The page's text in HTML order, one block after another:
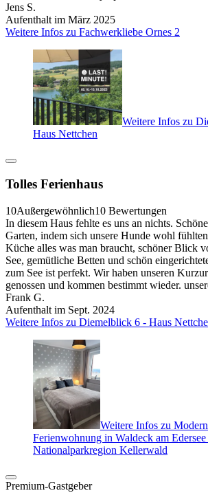
Jens S.
Aufenthalt im März 2025
Weitere Infos zu Fachwerkliebe Ornes 2
Weitere Infos zu
Haus Nettchen
Tolles Ferienhaus
10Außergewöhnlich10 Bewertungen
In diesem Haus fehlte es uns an nichts.
Garten, indem sich unsere Hunde wohl
Küche alles was man braucht, schöner Blick
See, gemütliche Betten und schön
zum See ist perfekt. Wir haben unseren
genossen und kommen bestimmt wieder.
Frank G.
Aufenthalt im Sept. 2024
Weitere Infos zu Diemelblick 6 - Haus
Weitere Infos zu
Ferienwohnung in Waldeck am
Nationalparkregion Kellerwald
Premium-Gastgeber